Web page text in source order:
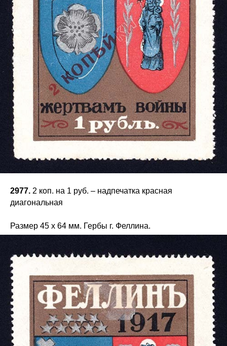
2977. 2 коп. на 1 руб. – надпечатка красная
диагональная
Размер 45 х 64 мм. Гербы г. Феллина.